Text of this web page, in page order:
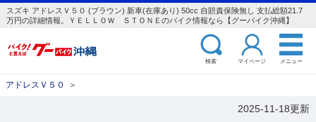
スズキ アドレスＶ５０ (ブラウン) 新車(在庫あり) 50cc 自賠責保険無し 支払総額21.7
万円の詳細情報。ＹＥＬＬＯＷ ＳＴＯＮＥのバイク情報なら【グーバイク沖縄】
検索 マイページ メニュー
アドレスＶ５０ ＞
2025-11-18更新